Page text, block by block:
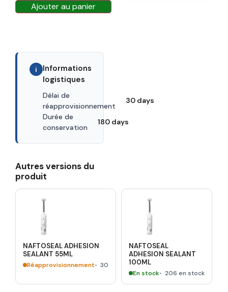
Ajouter au panier
i
Informations
logistiques
Délai de
réapprovisionnement
30 days
Durée de
conservation
180 days
Autres versions du
produit
NAFTOSEAL ADHESION
SEALANT 55ML
Réapprovisionnement 30
NAFTOSEAL
ADHESION SEALANT
100ML
En stock 206 en stock